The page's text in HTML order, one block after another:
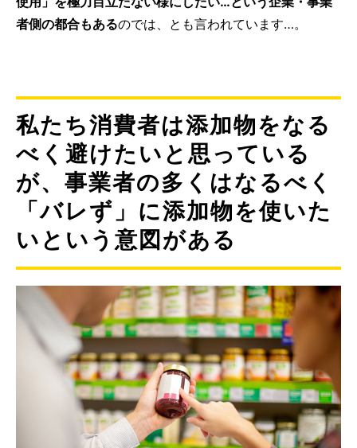
者側の都合もあるのでは、とも言われています…。
私たち消費者は添加物をなる
べく避けたいと思っている
が、事業者の多くはなるべく
「バレず」に添加物を使いた
いという意図がある